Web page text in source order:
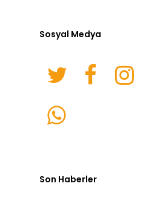
Sosyal Medya
Son Haberler